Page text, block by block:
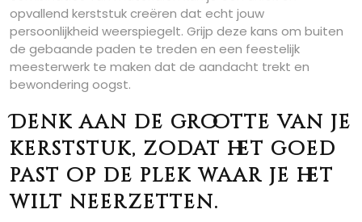
opvallend kerststuk creëren dat echt jouw
persoonlijkheid weerspiegelt. Grijp deze kans om buiten
de gebaande paden te treden en een feestelijk
meesterwerk te maken dat de aandacht trekt en
bewondering oogst.
Denk aan de grootte van je
kerststuk, zodat het goed
past op de plek waar je het
wilt neerzetten.